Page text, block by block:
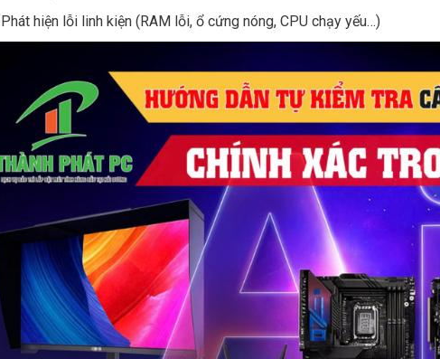
Phát hiện lỗi linh kiện (RAM lỗi, ổ cứng nóng, CPU chạy yếu…)